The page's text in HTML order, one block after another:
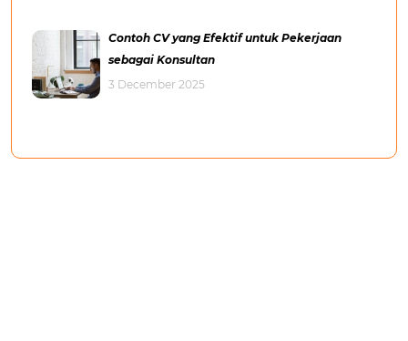
Contoh CV yang Efektif untuk Pekerjaan
sebagai Konsultan
3 December 2025